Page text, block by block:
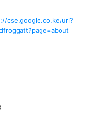
:
cse.google.co.ke/url?